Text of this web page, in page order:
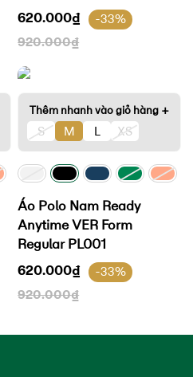
620.000₫ -33%
920.000₫
Thêm nhanh vào giỏ hàng +
S M L XS
Áo Polo Nam Ready
Anytime VER Form
Regular PL001
620.000₫ -33%
920.000₫